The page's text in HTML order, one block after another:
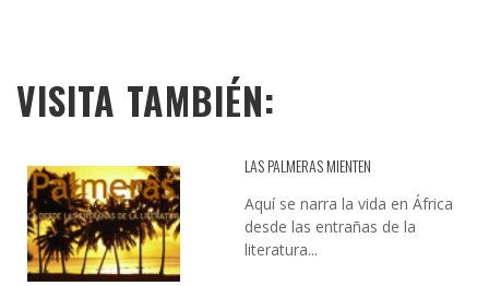
VISITA TAMBIÉN:
LAS PALMERAS MIENTEN
Aquí se narra la vida en África
desde las entrañas de la
literatura...